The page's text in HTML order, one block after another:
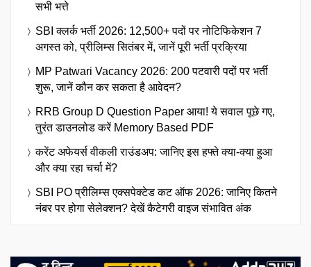
सभी भत्ते
SBI क्लर्क भर्ती 2026: 12,500+ पदों पर नोटिफिकेशन 7
अगस्त को, प्रीलिम्स सितंबर में, जानें पूरी भर्ती प्रक्रिया
MP Patwari Vacancy 2026: 200 पटवारी पदों पर भर्ती
शुरू, जानें कौन कर सकता है आवेदन?
RRB Group D Question Paper आया! ये सवाल पूछे गए,
तुरंत डाउनलोड करें Memory Based PDF
करेंट अफेयर्स वीकली राउंडअप: जानिए इस हफ्ते क्या-क्या हुआ
और क्या रहा चर्चा में?
SBI PO प्रीलिम्स एक्सपेक्टेड कट ऑफ 2026: जानिए कितने
नंबर पर होगा सेलेक्शन? देखें कैटेगरी वाइज संभावित अंक